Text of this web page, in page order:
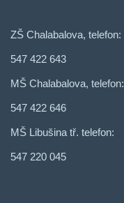
ZŠ Chalabalova, telefon:
547 422 643
MŠ Chalabalova, telefon:
547 422 646
MŠ Libušina tř. telefon:
547 220 045